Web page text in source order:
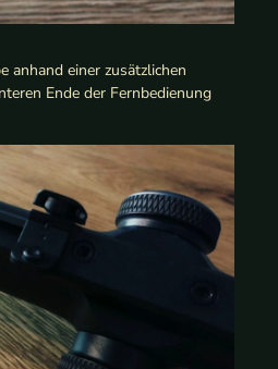
anhand einer zusätzlichen
Ende der Fernbedienung